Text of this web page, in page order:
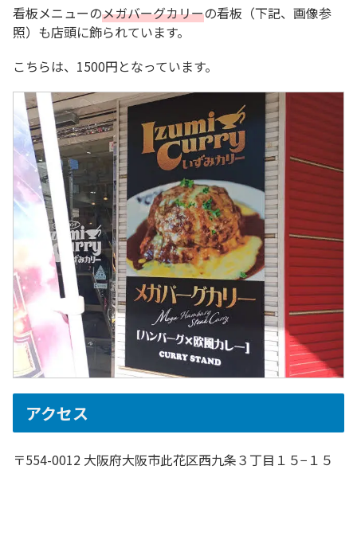
看板メニューのメガバーグカリーの看板（下記、画像参
照）も店頭に飾られています。
こちらは、1500円となっています。
アクセス
〒554-0012 大阪府大阪市此花区西九条３丁目１５−１５